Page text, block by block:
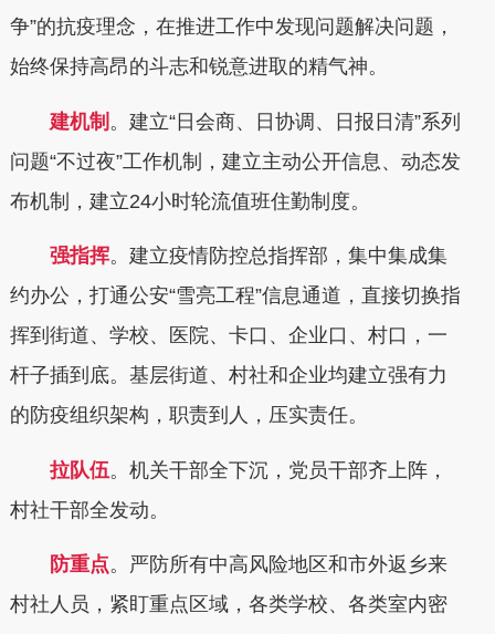
争”的抗疫理念，在推进工作中发现问题解决问题，
始终保持高昂的斗志和锐意进取的精气神。
建机制 。建立“日会商、日协调、日报日清”系列
问题“不过夜”工作机制，建立主动公开信息、动态发
布机制，建立24小时轮流值班住勤制度。
强指挥。建立疫情防控总指挥部，集中集成集
约办公，打通公安“雪亮工程”信息通道，直接切换指
挥到街道、学校、医院、卡口、企业口、村口，一
杆子插到底。基层街道、村社和企业均建立强有力
的防疫组织架构，职责到人，压实责任。
拉队伍。机关干部全下沉，党员干部齐上阵，
村社干部全发动。
防重点。严防所有中高风险地区和市外返乡来
村社人员，紧盯重点区域，各类学校、各类室内密